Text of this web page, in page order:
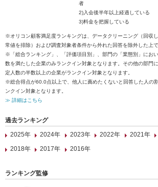
者
2)入会後半年以上経過している
3)料金を把握している
※オリコン顧客満足度ランキングは、データクリーニング（回収
常値を排除）および調査対象者条件から外れた回答を除外した上で
※「総合ランキング」、「評価項目別」、部門の「業態別」にお
数を満たした企業のみランクイン対象となります。その他の部門
定人数の半数以上の企業がランクイン対象となります。
※総合得点が60.0点以上で、他人に薦めたくないと回答した人の
ンクイン対象となります。
≫ 詳細はこちら
過去ランキング
2025年
2024年 2023年 2022年 2021年
2018年
2017年 2016年
ランキング監修